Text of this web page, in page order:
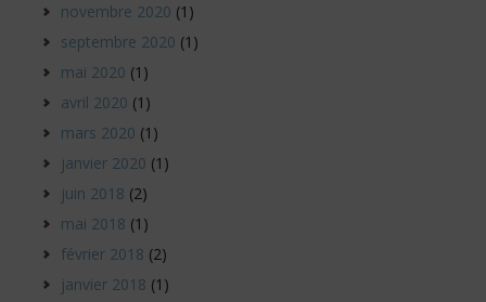
novembre 2020 (1)
septembre 2020 (1)
mai 2020 (1)
avril 2020 (1)
mars 2020 (1)
janvier 2020 (1)
juin 2018 (2)
mai 2018 (1)
février 2018 (2)
janvier 2018 (1)